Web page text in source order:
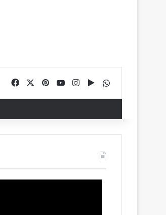
FacebookPinterestYouTubeInstagram
Google Play